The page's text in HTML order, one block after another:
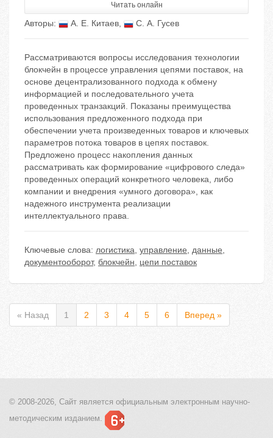
Читать онлайн
Авторы: А. Е. Китаев, С. А. Гусев
Рассматриваются вопросы исследования технологии
блокчейн в процессе управления цепями поставок, на
основе децентрализованного подхода к обмену
информацией и последовательного учета
проведенных транзакций. Показаны преимущества
использования предложенного подхода при
обеспечении учета произведенных товаров и ключевых
параметров потока товаров в цепях поставок.
Предложено процесс накопления данных
рассматривать как формирование «цифрового следа»
проведенных операций конкретного человека, либо
компании и внедрения «умного договора», как
надежного инструмента реализации
интеллектуального права.
Ключевые слова: логистика, управление, данные,
документооборот, блокчейн, цепи поставок
« Назад 1 2 3 4 5 6 Вперед »
© 2008-2026, Сайт является официальным электронным научно-
методическим изданием.